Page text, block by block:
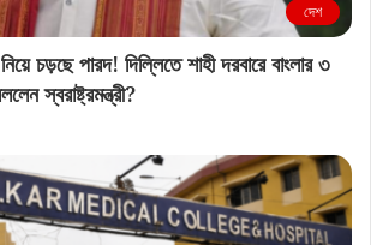
দেশ
চড়ছে পারদ! দিল্লিতে শাহী দরবারে বাংলার ৩
স্বরাষ্ট্রমন্ত্রী?